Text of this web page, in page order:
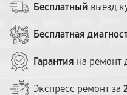
Бесплатный выезд
Бесплатная
Гарантия на ремонт
Экспресс ремонт за